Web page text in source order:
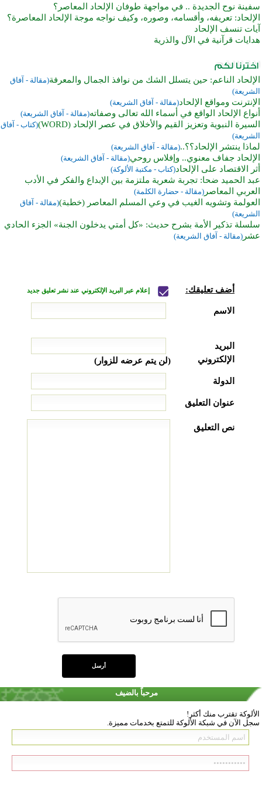
سفينة نوح الجديدة .. في مواجهة طوفان الإلحاد المعاصر؟
الإلحاد: تعريفه، وأقسامه، وصوره، وكيف نواجه موجة الإلحاد المعاصرة؟
آيات تنسف الإلحاد
هدايات قرآنية في الآل والذرية
الإلحاد الناعم: حين يتسلل الشك من نوافذ الجمال والمعرفة(مقالة - آفاق
الشريعة)
الإنترنت ومواقع الإلحاد(مقالة - آفاق الشريعة)
أنواع الإلحاد الواقع في أسماء الله تعالى وصفاته(مقالة - آفاق الشريعة)
السيرة النبوية وتعزيز القيم والأخلاق في عصر الإلحاد (WORD)
(كتاب - آفاق
الشريعة)
لماذا ينتشر الإلحاد؟؟..(مقالة - آفاق الشريعة)
الإلحاد جفاف معنوي.. وإفلاس روحي(مقالة - آفاق الشريعة)
أثر الاقتصاد على الإلحاد(كتاب - مكتبة الألوكة)
عبد الحميد ضحا: تجربة شعرية ملتزمة بين الإبداع والفكر في الأدب
العربي المعاصر (مقالة - حضارة الكلمة)
العولمة وتشويه الغيب في وعي المسلم المعاصر (خطبة)(مقالة - آفاق
الشريعة)
سلسلة تذكير الأمة بشرح حديث: «كل أمتي يدخلون الجنة» الجزء الحادي
عشر (مقالة - آفاق الشريعة)
أضف تعليقك: إعلام عبر البريد الإلكتروني عند نشر تعليق جديد
الاسم
البريد
الإلكتروني
(لن يتم عرضه للزوار)
الدولة
عنوان التعليق
نص التعليق
مرحباً بالضيف
الألوكة تقترب منك أكثر!
سجل الآن في شبكة الألوكة للتمتع بخدمات مميزة.